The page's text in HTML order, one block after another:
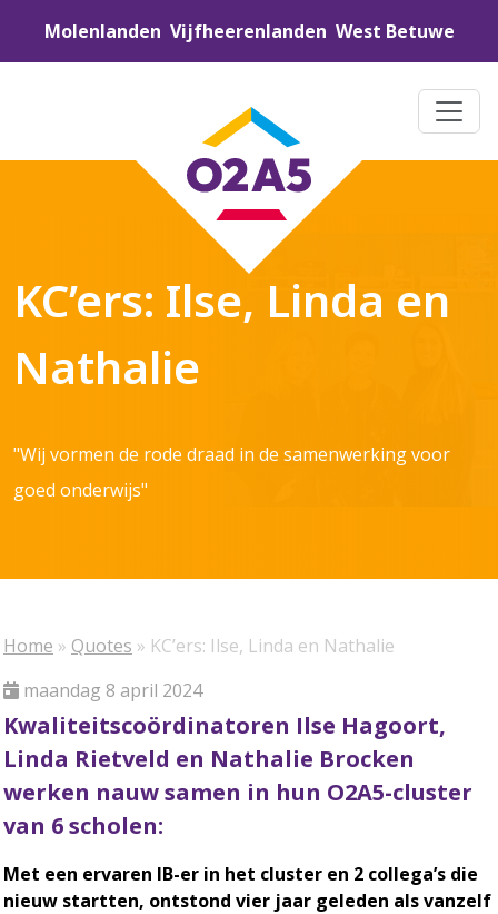
Molenlanden Vijfheerenlanden West Betuwe
KC’ers: Ilse, Linda en
Nathalie
"Wij vormen de rode draad in de samenwerking voor
goed onderwijs"
Home » Quotes » KC’ers: Ilse, Linda en Nathalie
maandag 8 april 2024
Kwaliteitscoördinatoren Ilse Hagoort,
Linda Rietveld en Nathalie Brocken
werken nauw samen in hun O2A5-cluster
van 6 scholen:
Met een ervaren IB-er in het cluster en 2 collega’s die
nieuw startten, ontstond vier jaar geleden als vanzelf